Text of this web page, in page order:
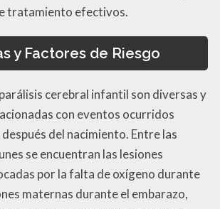
tratamiento efectivos.
y Factores de Riesgo
cerebral infantil son diversas y
con eventos ocurridos
del nacimiento. Entre las
se encuentran las lesiones
por la falta de oxígeno durante
maternas durante el embarazo,